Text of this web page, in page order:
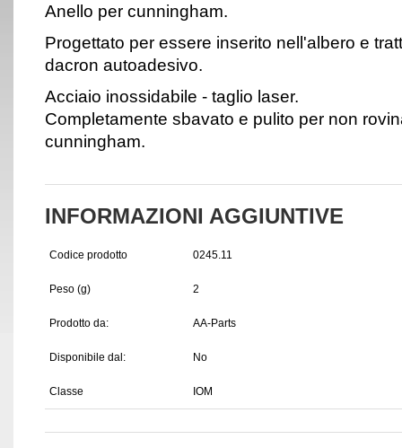
Anello per cunningham.
Progettato per essere inserito nell'albero e
dacron autoadesivo.
Acciaio inossidabile - taglio laser.
Completamente sbavato e pulito per non
cunningham.
INFORMAZIONI AGGIUNTIVE
Codice prodotto 0245.11
Peso (g) 2
Prodotto da: AA-Parts
Disponibile dal: No
Classe IOM